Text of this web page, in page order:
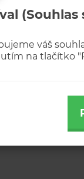
(Souhlas
váš
na tlačítko